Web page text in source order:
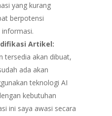
yang kurang
berpotensi
Artikel:
tersedia akan dibuat,
ada akan
teknologi AI
kebutuhan
ini saya awasi secara